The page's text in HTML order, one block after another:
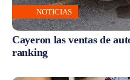
NOTICIAS
Cayeron las ventas de
ranking